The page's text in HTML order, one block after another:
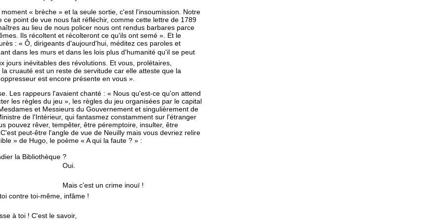
« brèche » et la seule sortie, c'est l'insoumission. Notre
ce point de vue nous fait réfléchir, comme cette lettre de 1789
au lieu de nous policer nous ont rendus barbares parce
Ils récoltent et récolteront ce qu'ils ont semé ». Et le
: « Ô, dirigeants d'aujourd'hui, méditez ces paroles et
dans les murs et dans les lois plus d'humanité qu'il se peut
jours inévitables des révolutions. Et vous, prolétaires,
cruauté est un reste de servitude car elle atteste que la
est encore présente en vous ».
Les rappeurs l'avaient chanté : « Nous qu'est-ce qu'on attend
les règles du jeu », les règles du jeu organisées par le capital
et Messieurs du Gouvernement et singulièrement de
de l'Intérieur, qui fantasmez constamment sur l'étranger
pouvez rêver, tempêter, être péremptoire, insulter, être
peut-être l'angle de vue de Neuilly mais vous devriez relire
» de Hugo, le poème « A qui la faute ? » :
la Bibliothèque ?
un crime inouï !
contre toi-même, infâme !
à toi ! C'est le savoir,